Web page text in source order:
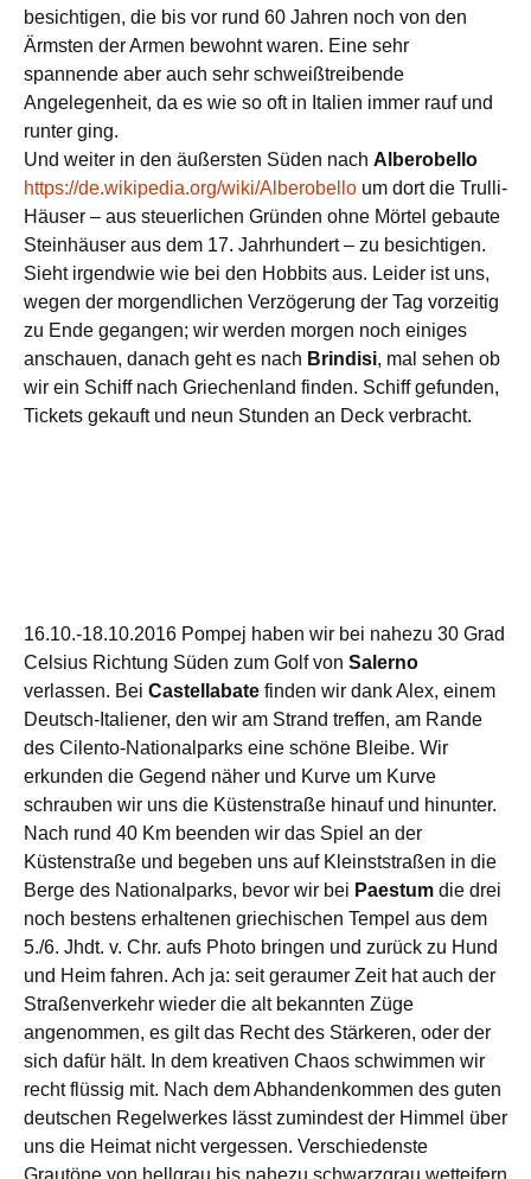
besichtigen, die bis vor rund 60 Jahren noch von den
Ärmsten der Armen bewohnt waren. Eine sehr
spannende aber auch sehr schweißtreibende
Angelegenheit, da es wie so oft in Italien immer rauf und
runter ging.
Und weiter in den äußersten Süden nach Alberobello
https://de.wikipedia.org/wiki/Alberobello um dort die Trulli-
Häuser – aus steuerlichen Gründen ohne Mörtel gebaute
Steinhäuser aus dem 17. Jahrhundert – zu besichtigen.
Sieht irgendwie wie bei den Hobbits aus. Leider ist uns,
wegen der morgendlichen Verzögerung der Tag vorzeitig
zu Ende gegangen; wir werden morgen noch einiges
anschauen, danach geht es nach Brindisi, mal sehen ob
wir ein Schiff nach Griechenland finden. Schiff gefunden,
Tickets gekauft und neun Stunden an Deck verbracht.
16.10.-18.10.2016 Pompej haben wir bei nahezu 30 Grad
Celsius Richtung Süden zum Golf von Salerno
verlassen. Bei Castellabate finden wir dank Alex, einem
Deutsch-Italiener, den wir am Strand treffen, am Rande
des Cilento-Nationalparks eine schöne Bleibe. Wir
erkunden die Gegend näher und Kurve um Kurve
schrauben wir uns die Küstenstraße hinauf und hinunter.
Nach rund 40 Km beenden wir das Spiel an der
Küstenstraße und begeben uns auf Kleinststraßen in die
Berge des Nationalparks, bevor wir bei Paestum die drei
noch bestens erhaltenen griechischen Tempel aus dem
5./6. Jhdt. v. Chr. aufs Photo bringen und zurück zu Hund
und Heim fahren. Ach ja: seit geraumer Zeit hat auch der
Straßenverkehr wieder die alt bekannten Züge
angenommen, es gilt das Recht des Stärkeren, oder der
sich dafür hält. In dem kreativen Chaos schwimmen wir
recht flüssig mit. Nach dem Abhandenkommen des guten
deutschen Regelwerkes lässt zumindest der Himmel über
uns die Heimat nicht vergessen. Verschiedenste
Grautöne von hellgrau bis nahezu schwarzgrau wetteifern